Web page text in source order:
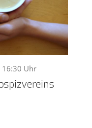
16:30 Uhr